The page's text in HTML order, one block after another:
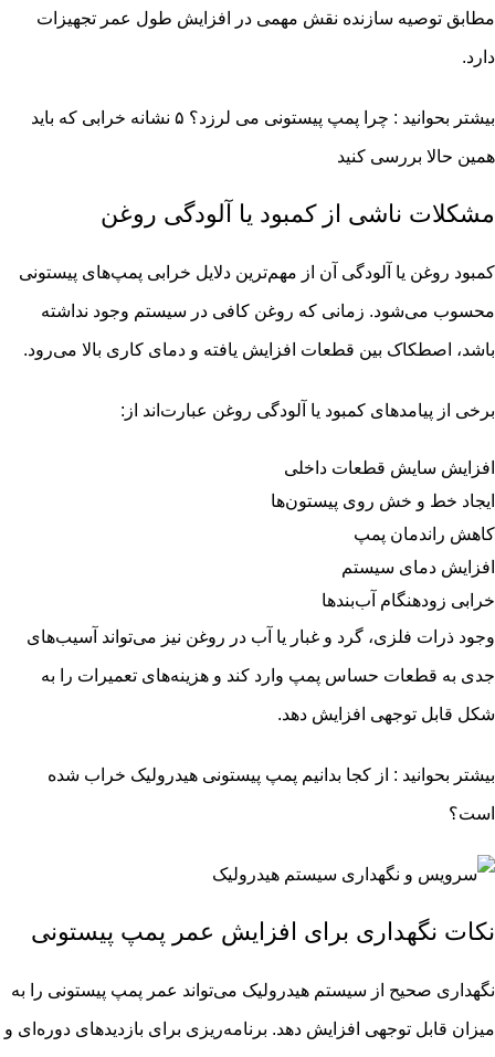
مطابق توصیه سازنده نقش مهمی در افزایش طول عمر تجهیزات
دارد.
بیشتر بحوانید : چرا پمپ پیستونی می لرزد؟ ۵ نشانه خرابی که باید
همین حالا بررسی کنید
مشکلات ناشی از کمبود یا آلودگی روغن
کمبود روغن یا آلودگی آن از مهم‌ترین دلایل خرابی پمپ‌های پیستونی
محسوب می‌شود. زمانی که روغن کافی در سیستم وجود نداشته
باشد، اصطکاک بین قطعات افزایش یافته و دمای کاری بالا می‌رود.
برخی از پیامدهای کمبود یا آلودگی روغن عبارت‌اند از:
افزایش سایش قطعات داخلی
ایجاد خط و خش روی پیستون‌ها
کاهش راندمان پمپ
افزایش دمای سیستم
خرابی زودهنگام آب‌بندها
وجود ذرات فلزی، گرد و غبار یا آب در روغن نیز می‌تواند آسیب‌های
جدی به قطعات حساس پمپ وارد کند و هزینه‌های تعمیرات را به
شکل قابل توجهی افزایش دهد.
بیشتر بحوانید : از کجا بدانیم پمپ پیستونی هیدرولیک خراب شده
است؟
نکات نگهداری برای افزایش عمر پمپ پیستونی
نگهداری صحیح از سیستم هیدرولیک می‌تواند عمر پمپ پیستونی را به
میزان قابل توجهی افزایش دهد. برنامه‌ریزی برای بازدیدهای دوره‌ای و